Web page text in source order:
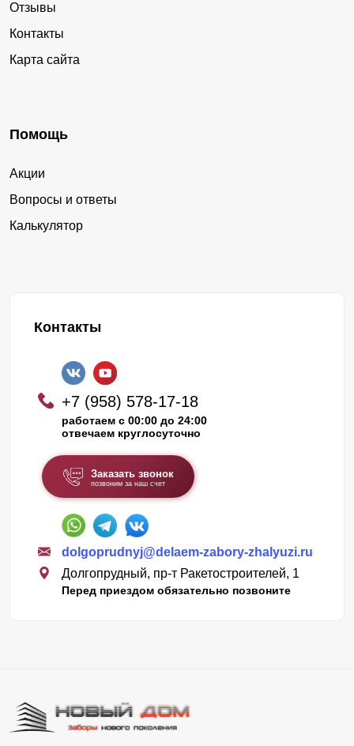
Отзывы
Контакты
Карта сайта
Помощь
Акции
Вопросы и ответы
Калькулятор
Контакты
+7 (958) 578-17-18
работаем с 00:00 до 24:00
отвечаем круглосуточно
Заказать звонок
позвоним за наш счет
dolgoprudnyj@delaem-zabory-zhalyuzi.ru
Долгопрудный, пр-т Ракетостроителей, 1
Перед приездом обязательно позвоните